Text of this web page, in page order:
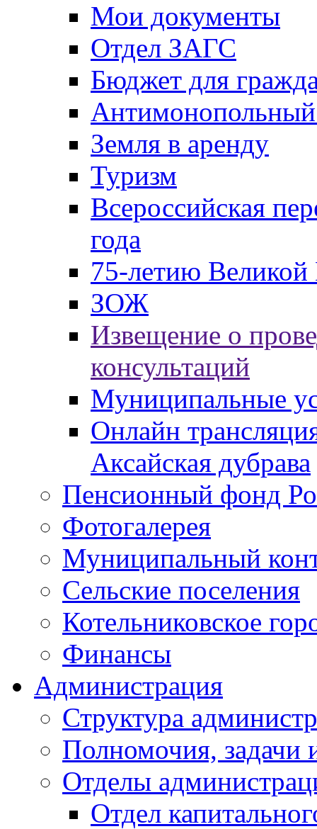
Мои документы
Отдел ЗАГС
Бюджет для
Антимонопольный
Земля в аренду
Туризм
Всероссийская
года
75-летию
ЗОЖ
Извещение о
консультаций
Муниципальные
Онлайн
Аксайская дубрава
Пенсионный фонд
Фотогалерея
Муниципальный
Сельские поселения
Котельниковское
Финансы
Администрация
Структура
Полномочия, задачи
Отделы
Отдел